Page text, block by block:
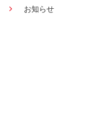
お知らせ